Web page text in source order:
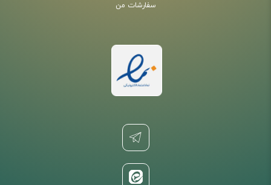
سفارشات من